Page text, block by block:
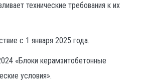
технические требования к их
с 1 января 2025 года.
«Блоки керамзитобетонные
условия».